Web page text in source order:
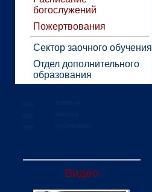
богослужений
Пожертвования
Сектор заочного обучения
Отдел дополнительного
образования
Видео